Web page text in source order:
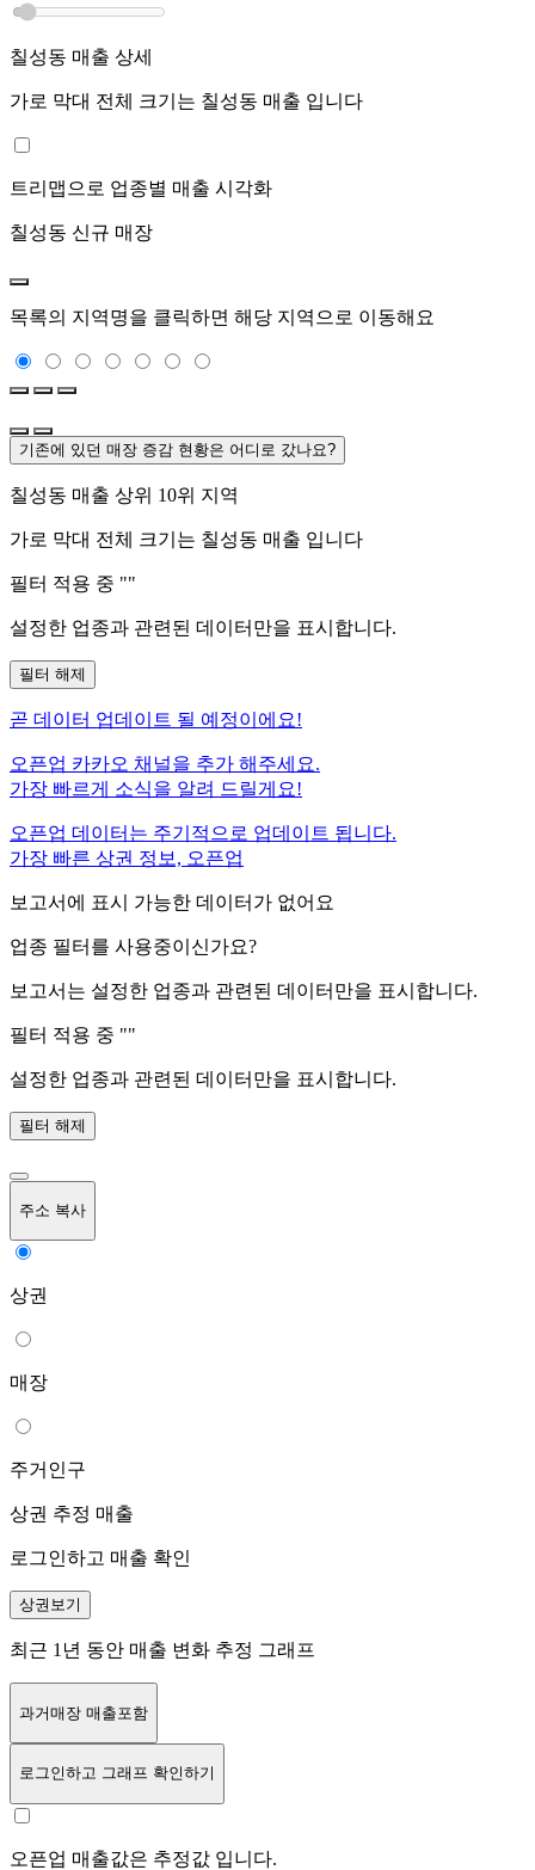
칠성동 매출 상세
가로 막대 전체 크기는 칠성동 매출 입니다
트리맵으로 업종별 매출 시각화
칠성동 신규 매장
목록의 지역명을 클릭하면 해당 지역으로 이동해요
기존에 있던 매장 증감 현황은 어디로 갔나요?
칠성동 매출 상위 10위 지역
가로 막대 전체 크기는 칠성동 매출 입니다
필터 적용 중 ""
설정한 업종과 관련된 데이터만을 표시합니다.
필터 해제
곧 데이터 업데이트 될 예정이에요!
오픈업 카카오 채널을 추가 해주세요.
가장 빠르게 소식을 알려 드릴게요!
오픈업 데이터는 주기적으로 업데이트 됩니다.
가장 빠른 상권 정보, 오픈업
보고서에 표시 가능한 데이터가 없어요
업종 필터를 사용중이신가요?
보고서는 설정한 업종과 관련된 데이터만을 표시합니다.
필터 적용 중 ""
설정한 업종과 관련된 데이터만을 표시합니다.
필터 해제
주소 복사
상권
매장
주거인구
상권 추정 매출
로그인하고 매출 확인
상권보기
최근 1년 동안 매출 변화 추정 그래프
과거매장 매출포함
로그인하고 그래프 확인하기
오픈업 매출값은 추정값 입니다.